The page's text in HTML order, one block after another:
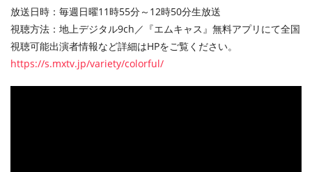
放送日時：毎週日曜11時55分～12時50分生放送
視聴方法：地上デジタル9ch／『エムキャス』無料アプリにて全国
視聴可能 出演者情報など詳細はHPをご覧ください。
https://s.mxtv.jp/variety/colorful/